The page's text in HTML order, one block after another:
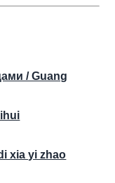
/ Guang
xia yi zhao